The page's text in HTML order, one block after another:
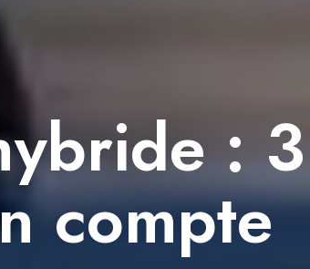
:
compte